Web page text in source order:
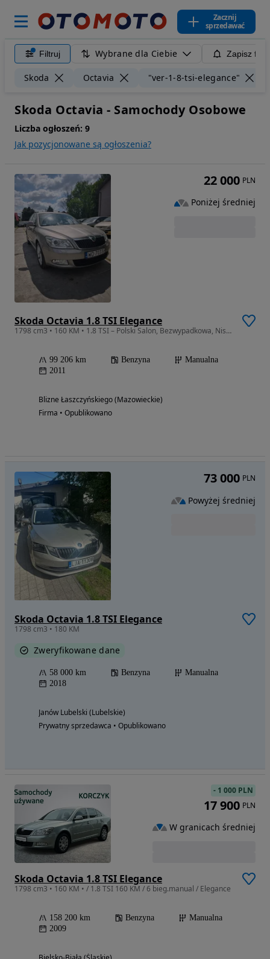
Zacznij
sprzedawać
Filtruj Wybrane dla Ciebie Zapisz
Skoda Octavia "ver-1-8-tsi-elegance"
Skoda Octavia - Samochody Osobowe
Liczba ogłoszeń: 9
Jak pozycjonowane są ogłoszenia?
Skoda Octavia 1.8 TSI Elegance
1798 cm3 • 160 KM • 1.8 TSI – Polski Salon, Bezwypadkowa, Niski Przebieg, Serwisowany
99 206 km Benzyna
Manualna
2011
Blizne Łaszczyńskiego (Mazowieckie)
Firma • Opublikowano
22 000 PLN
Poniżej średniej
Skoda Octavia 1.8 TSI Elegance
1798 cm3 • 180 KM
Zweryfikowane dane
58 000 km Benzyna
Manualna
2018
Janów Lubelski (Lubelskie)
Prywatny sprzedawca • Opublikowano
73 000 PLN
Powyżej średniej
Skoda Octavia 1.8 TSI Elegance
1798 cm3 • 160 KM • / 1.8 TSI 160 KM / 6 bieg.manual / Elegance
158 200 km Benzyna
Manualna
2009
- 1 000 PLN
17 900 PLN
W granicach średniej